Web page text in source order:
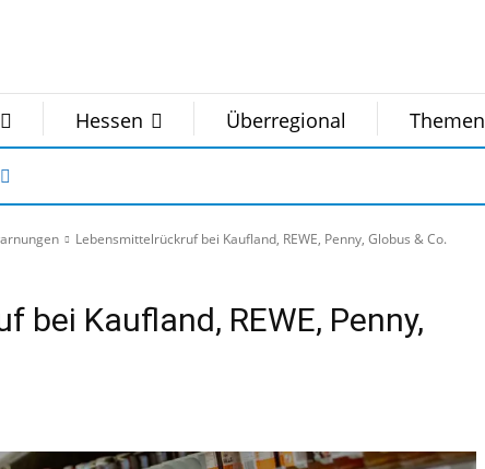
Hessen Überregional Themen
Lebensmittelrückruf bei Kaufland, REWE, Penny, Globus & Co.
bei Kaufland, REWE, Penny,